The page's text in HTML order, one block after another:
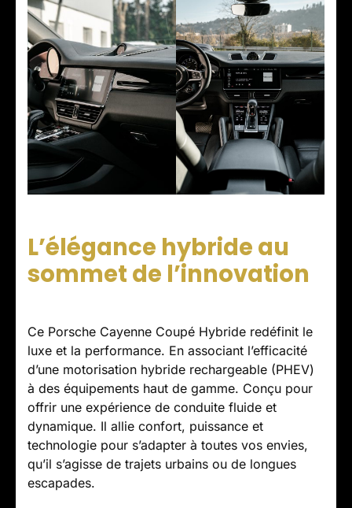
L’élégance hybride au
sommet de l’innovation
Ce Porsche Cayenne Coupé Hybride redéfinit le
luxe et la performance. En associant l’efficacité
d’une motorisation hybride rechargeable (PHEV)
à des équipements haut de gamme. Conçu pour
offrir une expérience de conduite fluide et
dynamique. Il allie confort, puissance et
technologie pour s’adapter à toutes vos envies,
qu’il s’agisse de trajets urbains ou de longues
escapades.